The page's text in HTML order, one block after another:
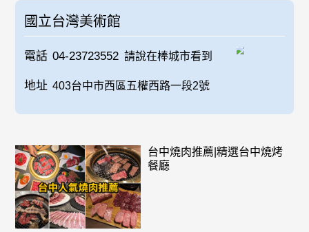
國立台灣美術館
電話 04-23723552 請說在棒城市看到
地址 403台中市西區五權西路一段2號
台中燒肉推薦|精選台中燒烤
餐廳